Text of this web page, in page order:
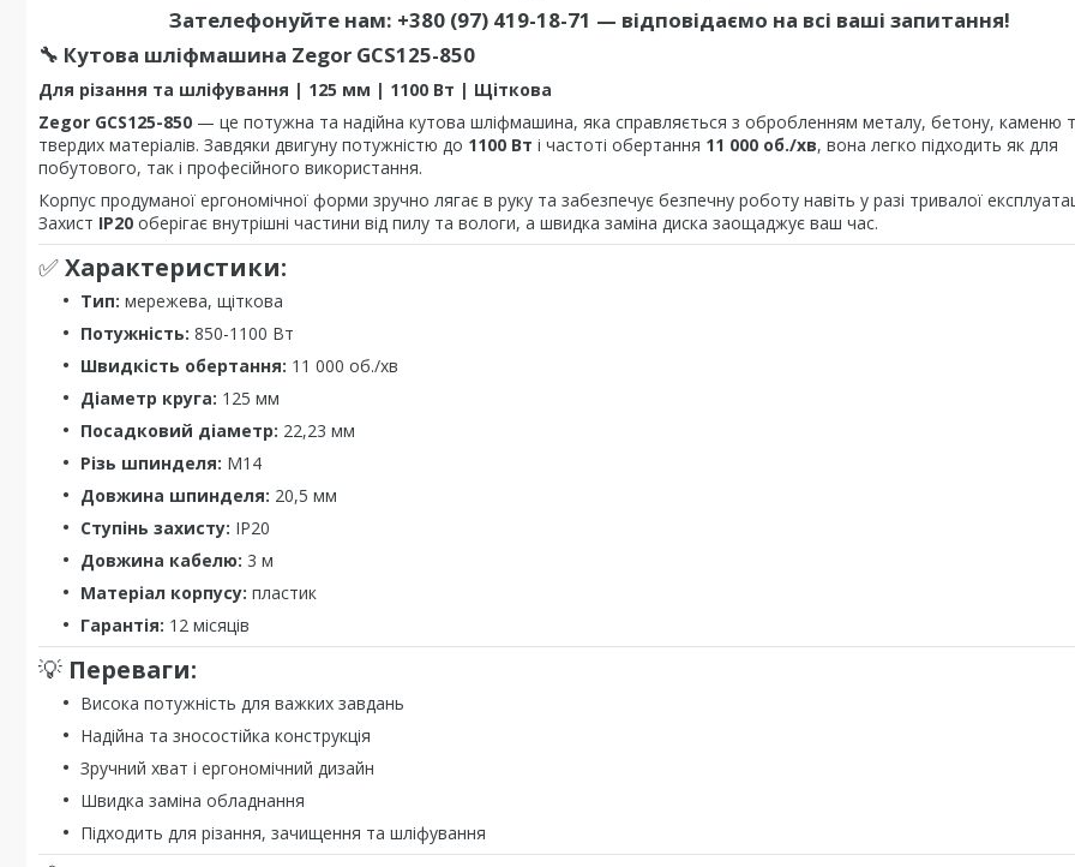
Зателефонуйте нам: +380 (97) 419-18-71 — відповідаємо на всі ваші запитання!
🔧 Кутова шліфмашина Zegor GCS125-850
Для різання та шліфування | 125 мм | 1100 Вт | Щіткова
Zegor GCS125-850 — це потужна та надійна кутова шліфмашина, яка справляється з обробленням металу, бетону, каменю
твердих матеріалів. Завдяки двигуну потужністю до 1100 Вт і частоті обертання 11 000 об./хв, вона легко підходить як для
побутового, так і професійного використання.
Корпус продуманої ергономічної форми зручно лягає в руку та забезпечує безпечну роботу навіть у разі тривалої
Захист IP20 оберігає внутрішні частини від пилу та вологи, а швидка заміна диска заощаджує ваш час.
✅Характеристики:
Тип: мережева, щіткова
Потужність: 850-1100 Вт
Швидкість обертання: 11 000 об./хв
Діаметр круга: 125 мм
Посадковий діаметр: 22,23 мм
Різь шпинделя: M14
Довжина шпинделя: 20,5 мм
Ступінь захисту: IP20
Довжина кабелю: 3 м
Матеріал корпусу: пластик
Гарантія: 12 місяців
💡 Переваги:
Висока потужність для важких завдань
Надійна та зносостійка конструкція
Зручний хват і ергономічний дизайн
Швидка заміна обладнання
Підходить для різання, зачищення та шліфування